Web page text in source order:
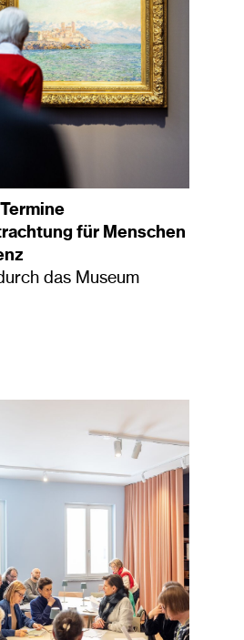
für Menschen
das Museum